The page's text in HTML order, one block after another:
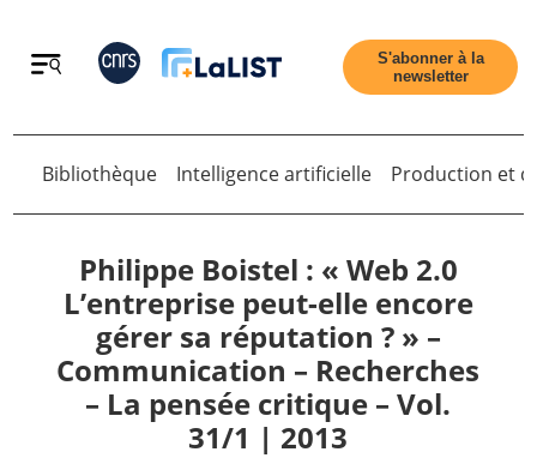
Retour
Tous les articles
S'abonner à la
newsletter
Retour
Bibliothèque Intelligence artificielle Production et
Philippe Boistel : « Web 2.0
L’entreprise peut-elle encore
gérer sa réputation ? » –
Communication – Recherches
– La pensée critique – Vol.
31/1 | 2013